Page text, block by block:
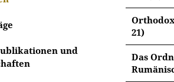
und
21)
Das